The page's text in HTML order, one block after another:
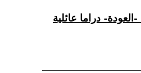
-العودة- دراما عائلية